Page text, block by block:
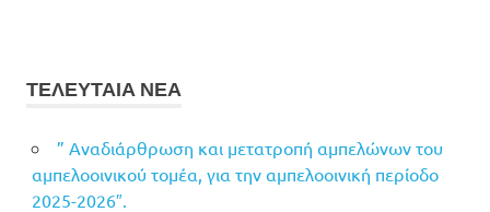
ΤΕΛΕΥΤΑΙΑ ΝΕΑ
” Αναδιάρθρωση και μετατροπή αμπελώνων του
αμπελοοινικού τομέα, για την αμπελοοινική περίοδο
2025-2026″.